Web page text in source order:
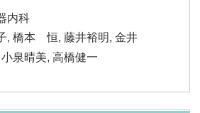
内科
, 橋本 恒, 藤井裕明, 金井
泉晴美, 高橋健一